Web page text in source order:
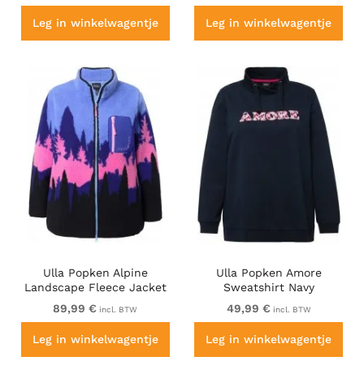
Leg in winkelwagentje Leg in winkelwagentje
Ulla Popken Alpine
Landscape Fleece Jacket
Cloud Blue
89,99 € incl. BTW
Leg in winkelwagentje
Ulla Popken Amore
Sweatshirt Navy
49,99 € incl. BTW
Leg in winkelwagentje